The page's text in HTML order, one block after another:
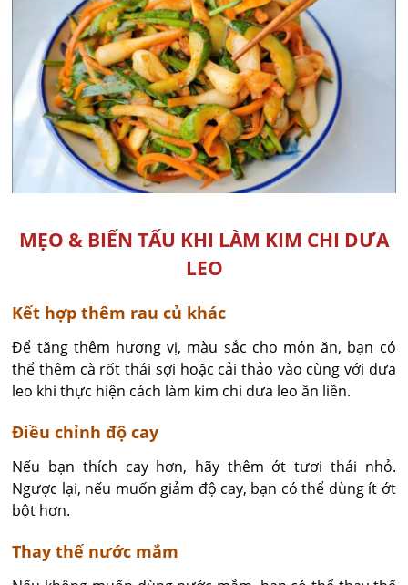
MẸO & BIẾN TẤU KHI LÀM KIM CHI DƯA
LEO
Kết hợp thêm rau củ khác
Để tăng thêm hương vị, màu sắc cho món ăn, bạn có
thể thêm cà rốt thái sợi hoặc cải thảo vào cùng với dưa
leo khi thực hiện cách làm kim chi dưa leo ăn liền.
Điều chỉnh độ cay
Nếu bạn thích cay hơn, hãy thêm ớt tươi thái nhỏ.
Ngược lại, nếu muốn giảm độ cay, bạn có thể dùng ít ớt
bột hơn.
Thay thế nước mắm